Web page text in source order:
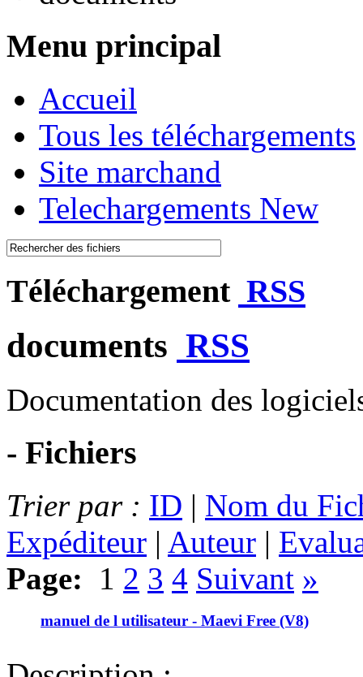
Menu principal
Accueil
Tous les téléchargements
Site marchand
Telechargements New
Téléchargement RSS
documents RSS
Documentation des
- Fichiers
Trier par : ID | Nom du
Expéditeur | Auteur |
Page:
1 2 3 4 Suivant »
manuel de l utilisateur - Maevi Free (V8)